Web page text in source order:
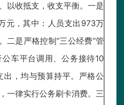
以收抵支，收支平衡。一是
元，其中：人员支出973万
二是严格控制“三公经费”管
车平台调用、公务接待10
出，均与预算持平。严格公
一律实行公务刷卡消费。三